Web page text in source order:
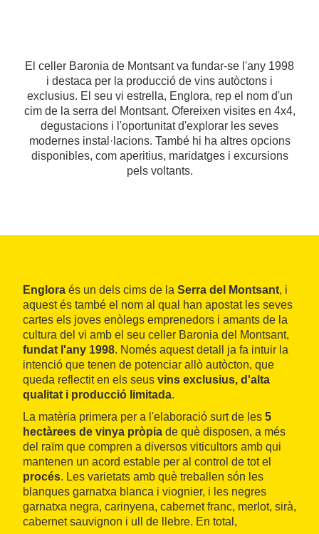
El celler Baronia de Montsant va fundar-se l'any 1998
i destaca per la producció de vins autòctons i
exclusius. El seu vi estrella, Englora, rep el nom d'un
cim de la serra del Montsant. Ofereixen visites en 4x4,
degustacions i l'oportunitat d'explorar les seves
modernes instal·lacions. També hi ha altres opcions
disponibles, com aperitius, maridatges i excursions
pels voltants.
Englora és un dels cims de la Serra del Montsant, i
aquest és també el nom al qual han apostat les seves
cartes els joves enòlegs emprenedors i amants de la
cultura del vi amb el seu celler Baronia del Montsant,
fundat l'any 1998. Només aquest detall ja fa intuir la
intenció que tenen de potenciar allò autòcton, que
queda reflectit en els seus vins exclusius, d'alta
qualitat i producció limitada.
La matèria primera per a l'elaboració surt de les 5
hectàrees de vinya pròpia de què disposen, a més
del raïm que compren a diversos viticultors amb qui
mantenen un acord estable per al control de tot el
procés. Les varietats amb què treballen són les
blanques garnatxa blanca i viognier, i les negres
garnatxa negra, carinyena, cabernet franc, merlot, sirà,
cabernet sauvignon i ull de llebre. En total,